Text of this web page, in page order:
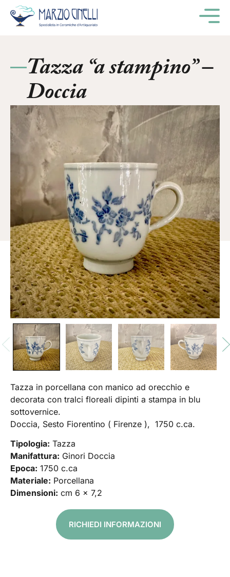
Tazza “a stampino” –
Doccia
Tazza in porcellana con manico ad orecchio e
decorata con tralci floreali dipinti a stampa in blu
sottovernice.
Doccia, Sesto Fiorentino ( Firenze ), 1750 c.ca.
Tipologia: Tazza
Manifattura: Ginori Doccia
Epoca: 1750 c.ca
Materiale: Porcellana
Dimensioni: cm 6 x 7,2
RICHIEDI INFORMAZIONI